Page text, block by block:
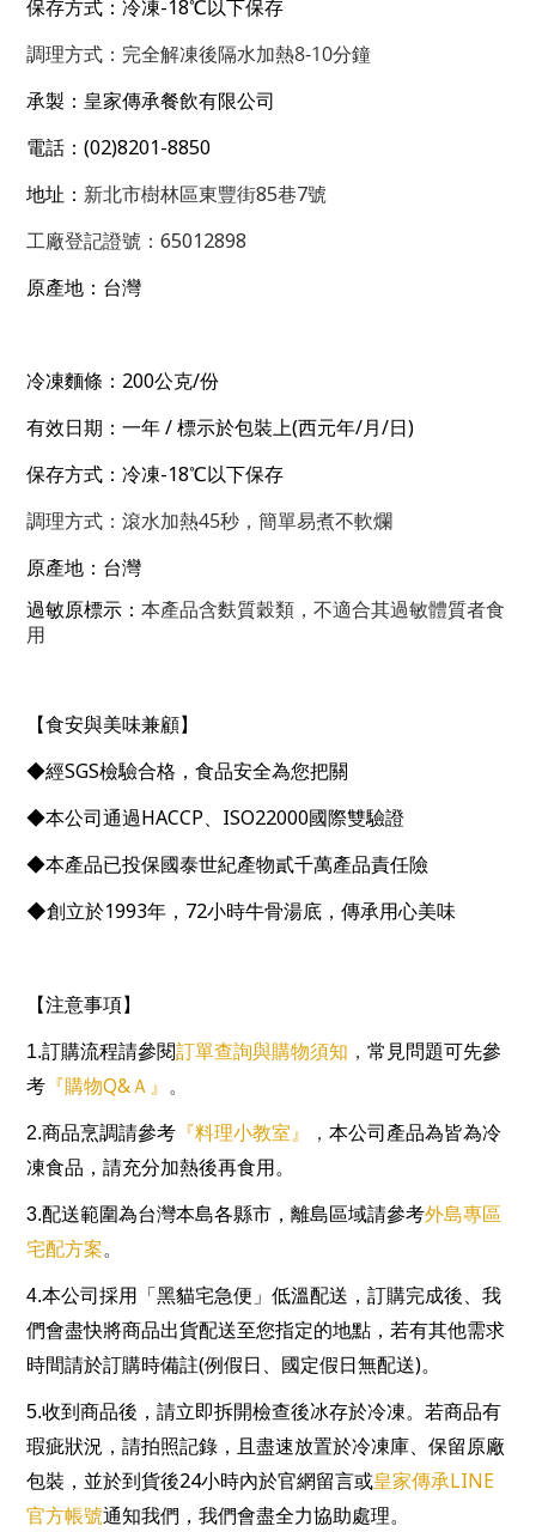
保存方式：冷凍-18℃以下保存
調理方式：完全解凍後隔水加熱8-10分鐘
承製：皇家傳承餐飲有限公司
電話： (02)8201-8850
地址： 新北市樹林區東豐街85巷7號
工廠登記證號：65012898
原產地：台灣
冷凍麵條： 200公克/份
有效日期：一年 / 標示於包裝上(西元年/月 /日 )
保存方式：冷凍-18℃以下保存
調理方式：滾水加熱45秒，簡單易煮不軟爛
原產地：台灣
過敏原標示： 本產品含麩質穀類，不適合其過敏體質者食
用
【食安與美味兼顧】
◆經SGS檢驗合格，食品安全為您把關
◆本公司通過HACCP ISO22000國際雙驗證
◆本產品已投保國泰世紀產物貳千萬產品責任險
◆創立於1993年， 72小時牛骨湯底，傳承用心美味
【注意事項】
1.訂購流程請參閱訂單查詢與購物須知 ， 常見問題可先參
考 『購物Q&Ａ』 。
2.商品烹調請參考 『料理小教室』 ， 本公司產品為皆為冷
凍食品，請充分加熱後再食用。
3.配送範圍為台灣本島各縣市，離島區域請參考外島專區
宅配方案。
4.本公司採用「黑貓宅急便」低溫配送，訂購完成後、我
們會盡快將商品出貨配送至您指定的地點，若有其他需求
時間請於訂購時備註(例假日、國定假日無配送)。
5.收到商品後，請立即拆開檢查後冰存於冷凍。若商品有
瑕疵狀況，請拍照記錄，且盡速放置於冷凍庫、保留原廠
包裝，並於到貨後24小時內於官網留言或皇家傳承LINE
官方帳號通知我們，我們會盡全力協助處理。